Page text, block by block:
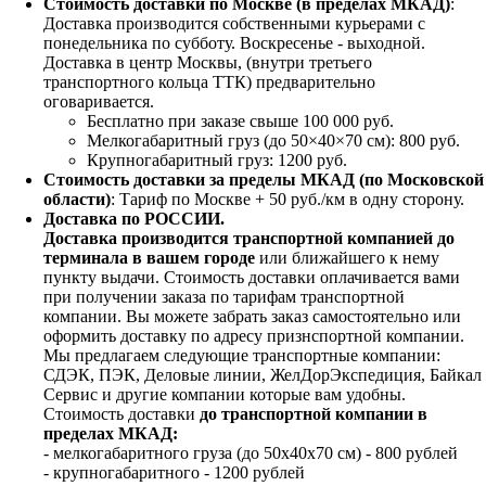
Стоимость доставки по Москве (в пределах МКАД):
Доставка производится собственными курьерами с
понедельника по субботу. Воскресенье - выходной.
Доставка в центр Москвы, (внутри третьего
транспортного кольца ТТК) предварительно
оговаривается.
Бесплатно при заказе свыше 100 000 руб.
Мелкогабаритный груз (до 50×40×70 см): 800 руб.
Крупногабаритный груз: 1200 руб.
Стоимость доставки за пределы МКАД (по Московской
области): Тариф по Москве + 50 руб./км в одну сторону.
Доставка по РОССИИ.
Доставка производится транспортной компанией до
терминала в вашем городе или ближайшего к нему
пункту выдачи. Стоимость доставки оплачивается вами
при получении заказа по тарифам транспортной
компании. Вы можете забрать заказ самостоятельно или
оформить доставку по адресу признспортной компании.
Мы предлагаем следующие транспортные компании:
СДЭК, ПЭК, Деловые линии, ЖелДорЭкспедиция, Байкал
Сервис и другие компании которые вам удобны.
Стоимость доставки до транспортной компании в
пределах МКАД:
- мелкогабаритного груза (до 50х40х70 см) - 800 рублей
- крупногабаритного - 1200 рублей